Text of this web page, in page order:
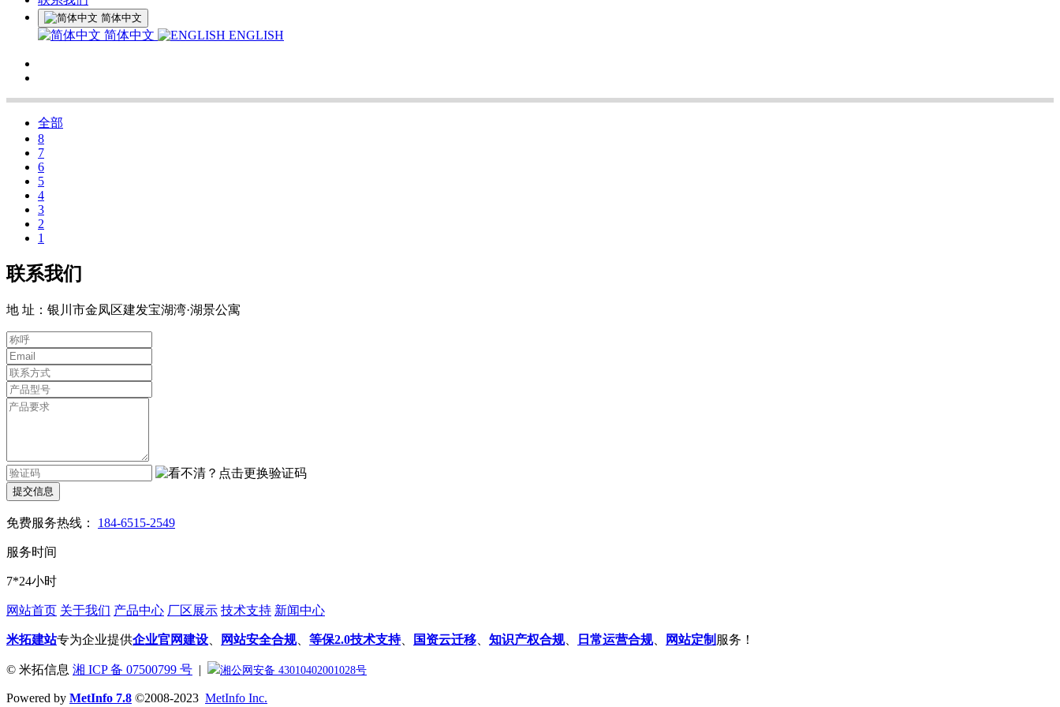
简体中文
简体中文 ENGLISH
全部
8
7
6
5
4
3
2
1
联系我们
地 址：银川市金凤区建发宝湖湾·湖景公寓
提交信息
免费服务热线： 184-6515-2549
服务时间
7*24小时
网站首页 关于我们 产品中心 厂区展示 技术支持 新闻中心
米拓建站专为企业提供企业官网建设 网站安全合规、 等保2.0技术支持、 国资云迁移 知识产权合规、 日常运营合规、 网站定制 服务！
© 米拓信息 湘 ICP 备 07500799 号 | 湘公网安备 43010402001028号
Powered by MetInfo 7.8 ©2008-2023 MetInfo Inc.